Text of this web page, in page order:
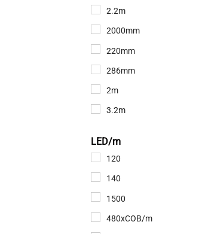
2.2m
2000mm
220mm
286mm
2m
3.2m
LED/m
120
140
1500
480хCOB/m